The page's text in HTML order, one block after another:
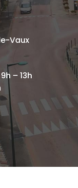
Vaux
9h – 13h